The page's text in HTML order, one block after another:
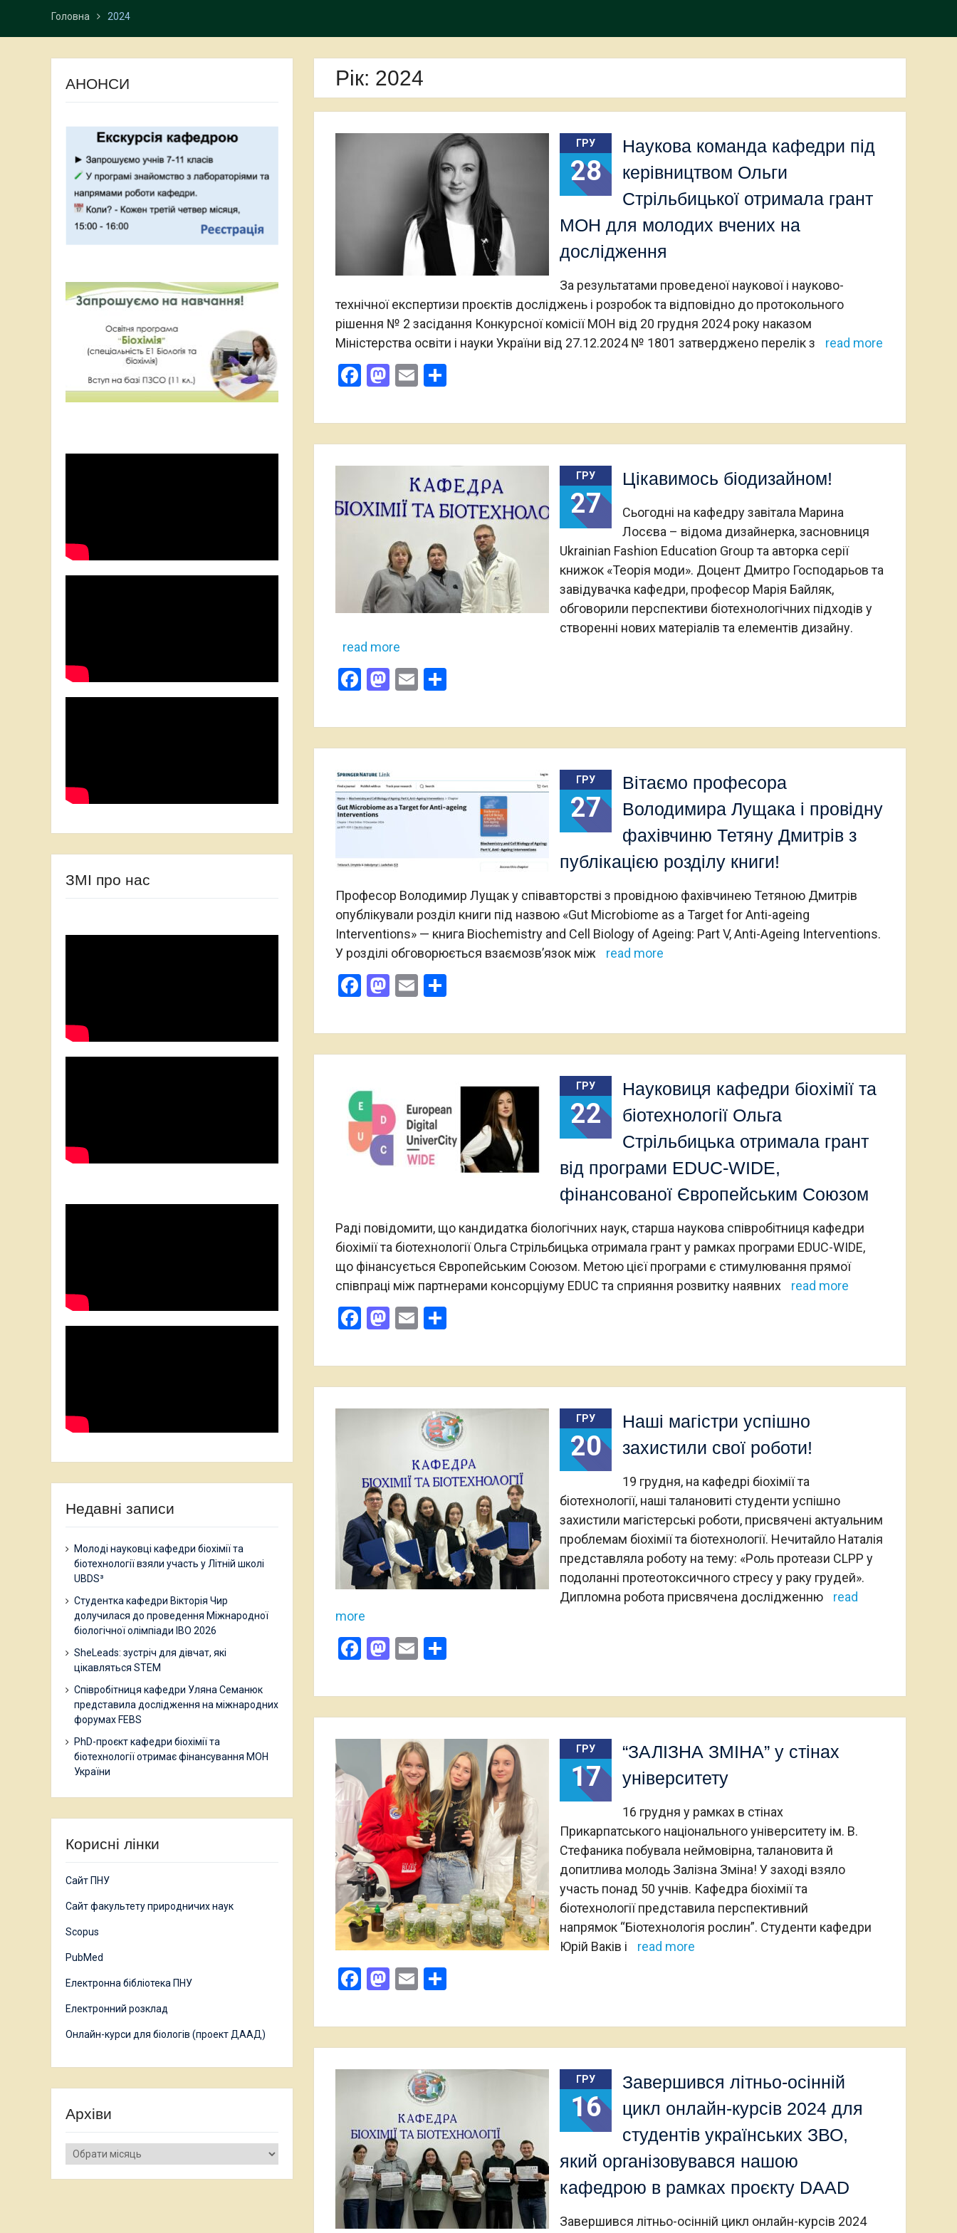
Головна 2024
Рік: 2024
ГРУ
28
Наукова команда кафедри під
керівництвом Ольги
Стрільбицької отримала грант
МОН для молодих вчених на
дослідження
За результатами проведеної наукової і науково-
технічної експертизи проєктів досліджень і розробок та відповідно до протокольного
рішення № 2 засідання Конкурсної комісії МОН від 20 грудня 2024 року наказом
Міністерства освіти і науки України від 27.12.2024 № 1801 затверджено перелік з
read more
Facebook
Mastodon
Email
ГРУ
27
Цікавимось біодизайном!
Сьогодні на кафедру завітала Марина
Лосєва – відома дизайнерка, засновниця
Ukrainian Fashion Education Group та авторка серії
книжок «Теорія моди». Доцент Дмитро Господарьов та
завідувачка кафедри, професор Марія Байляк,
обговорили перспективи біотехнологічних підходів у
створенні нових матеріалів та елементів дизайну.
read more
Facebook
Mastodon
Email
ГРУ
27
Вітаємо професора
Володимира Лущака і провідну
фахівчиню Тетяну Дмитрів з
публікацією розділу книги!
Професор Володимир Лущак у співавторстві з провідною фахівчинею Тетяною Дмитрів
опублікували розділ книги під назвою «Gut Microbiome as a Target for Anti-ageing
Interventions» — книга Biochemistry and Cell Biology of Ageing: Part V, Anti-Ageing Interventions.
У розділі обговорюється взаємозв’язок між
read more
Facebook
Mastodon
Email
ГРУ
22
Науковиця кафедри біохімії та
біотехнології Ольга
Стрільбицька отримала грант
від програми EDUC-WIDE,
фінансованої Європейським Союзом
Раді повідомити, що кандидатка біологічних наук, старша наукова співробітниця кафедри
біохімії та біотехнології Ольга Стрільбицька отримала грант у рамках програми EDUC-WIDE,
що фінансується Європейським Союзом. Метою цієї програми є стимулювання прямої
співпраці між партнерами консорціуму EDUC та сприяння розвитку наявних
read more
Facebook
Mastodon
Email
ГРУ
20
Наші магістри успішно
захистили свої роботи!
19 грудня, на кафедрі біохімії та
біотехнології, наші талановиті студенти успішно
захистили магістерські роботи, присвячені актуальним
проблемам біохімії та біотехнології. Нечитайло Наталія
представляла роботу на тему: «Роль протеази CLPP у
подоланні протеотоксичного стресу у раку грудей».
Дипломна робота присвячена дослідженню
read
more
Facebook
Mastodon
Email
ГРУ
17
“ЗАЛІЗНА ЗМІНА” у стінах
університету
16 грудня у рамках в стінах
Прикарпатського національного університету ім. В.
Стефаника побувала неймовірна, талановита й
допитлива молодь Залізна Зміна! У заході взяло
участь понад 50 учнів. Кафедра біохімії та
біотехнології представила перспективний
напрямок “Біотехнологія рослин”. Студенти кафедри
Юрій Ваків і
read more
Facebook
Mastodon
Email
ГРУ
16
Завершився літньо-осінній
цикл онлайн-курсів 2024 для
студентів українських ЗВО,
який організовувався нашою
кафедрою в рамках проєкту DAAD
Завершився літньо-осінній цикл онлайн-курсів 2024
АНОНСИ
ЗМІ про нас
Недавні записи
Молоді науковці кафедри біохімії та
біотехнології взяли участь у Літній школі
UBDS³
Студентка кафедри Вікторія Чир
долучилася до проведення Міжнародної
біологічної олімпіади IBO 2026
SheLeads: зустріч для дівчат, які
цікавляться STEM
Співробітниця кафедри Уляна Семанюк
представила дослідження на міжнародних
форумах FEBS
PhD-проєкт кафедри біохімії та
біотехнології отримає фінансування МОН
України
Корисні лінки
Сайт ПНУ
Сайт факультету природничих наук
Scopus
PubMed
Електронна бібліотека ПНУ
Електронний розклад
Онлайн-курси для біологів (проект ДААД)
Архіви
Архіви